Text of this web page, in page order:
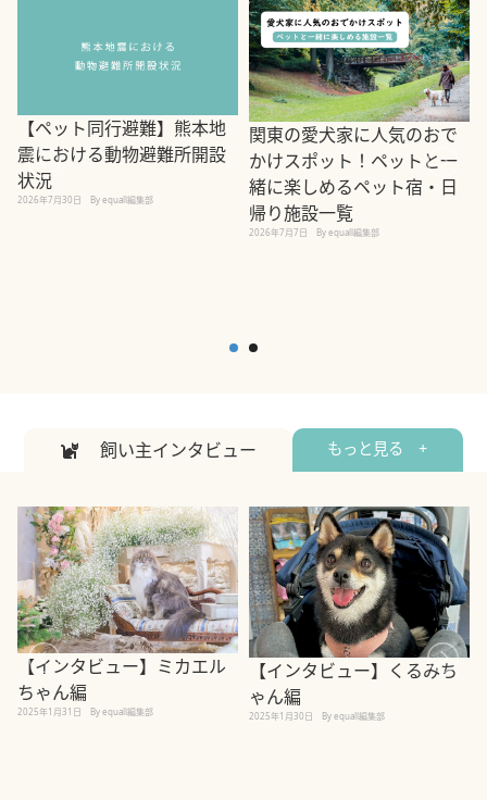
【ペット同行避難】熊本地
震における動物避難所開設
状況
2026年7月30日 By equall編集部
関東の愛犬家に人気のおで
かけスポット！ペットと一
緒に楽しめるペット宿・日
帰り施設一覧
2026年7月7日 By equall編集部
飼い主インタビュー もっと見る +
【インタビュー】ミカエル
ちゃん編
2025年1月31日 By equall編集部
【インタビュー】くるみち
ゃん編
2025年1月30日 By equall編集部